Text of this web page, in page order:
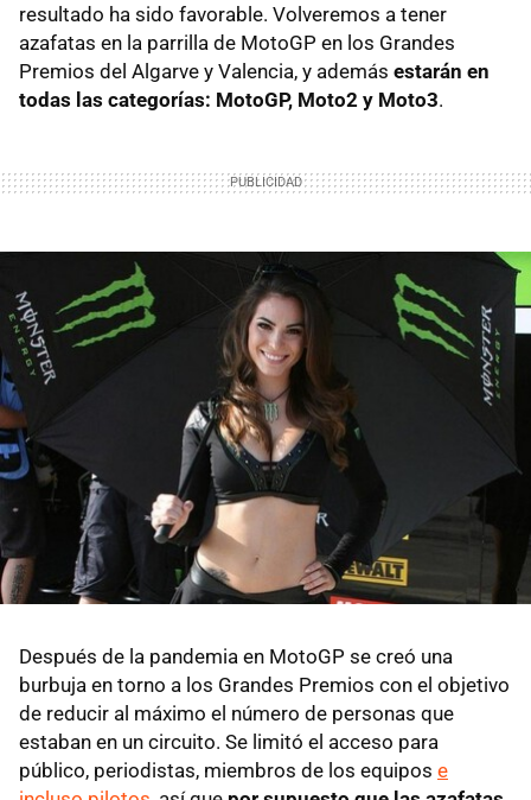
resultado ha sido favorable. Volveremos a tener
azafatas en la parrilla de MotoGP en los Grandes
Premios del Algarve y Valencia, y además estarán en
todas las categorías: MotoGP, Moto2 y Moto3.
Después de la pandemia en MotoGP se creó una
burbuja en torno a los Grandes Premios con el objetivo
de reducir al máximo el número de personas que
estaban en un circuito. Se limitó el acceso para
público, periodistas, miembros de los equipos e